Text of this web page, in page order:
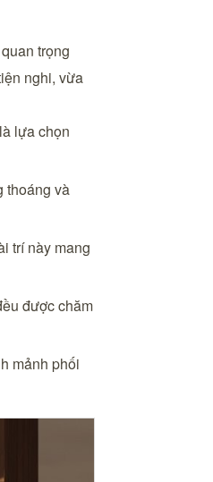
trọng
nghi, vừa
lựa chọn
thoáng và
trí này mang
được chăm
mảnh phối